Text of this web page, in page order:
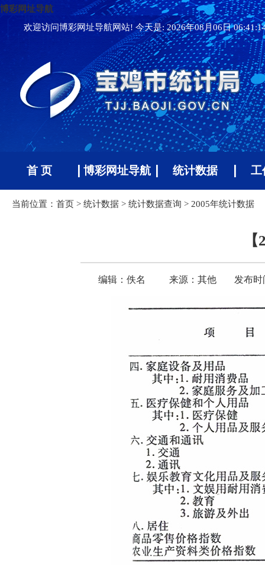
博彩网址导航
欢迎访问博彩网址导航网站! 今天是:2026年08月06日
首 页 博彩网址导航 统计数据 工
当前位置： 首页 > 统计数据 > 统计数据查询 > 2005年统计数据
编辑：佚名 来源：其他 发布时